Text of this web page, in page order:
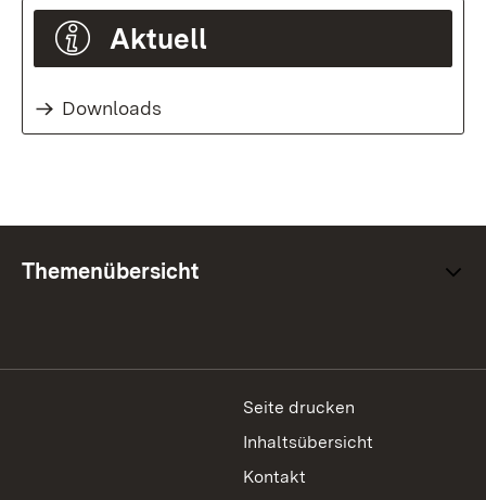
Aktuell
Downloads
Themenübersicht
Seite drucken
Inhaltsübersicht
Kontakt